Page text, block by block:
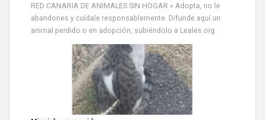
RED CANARIA DE ANIMALES SIN HOGAR » Adopta, no le
abandones y cuídale responsablemente. Difunde aquí un
animal perdido o en adopción, subiéndolo a Leales.org